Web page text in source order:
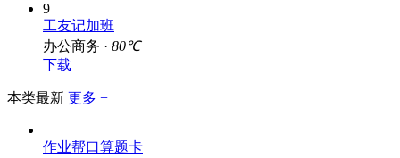
9
工友记加班
办公商务 · 80℃
下载
本类最新 更多 +
作业帮口算题卡